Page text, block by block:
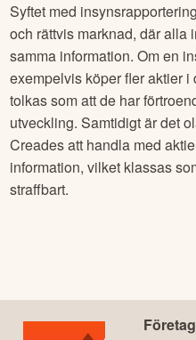
Syftet med
och rättvis marknad, där alla
samma information. Om en
exempelvis köper fler aktier
tolkas som att de har
utveckling. Samtidigt är det
Creadesatt handla med
information, vilket klassas
straffbart.
Företag